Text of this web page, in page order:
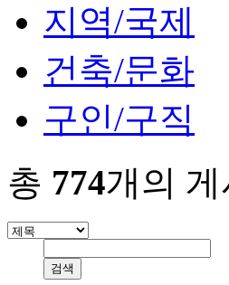
지역/국제
건축/문화
구인/구직
총 774개의